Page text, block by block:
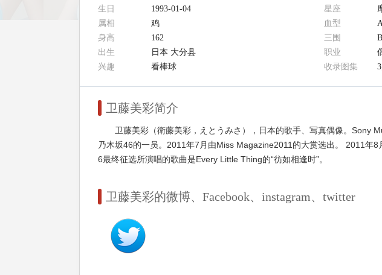
生日
1993-01-04 星座
属相
鸡 血型
身高
162 三围
出生
日本 大分县 职业
兴趣
看棒球 收录图集
卫藤美彩简介
卫藤美彩（衛藤美彩，えとうみさ），日本的歌手、写真偶像。Sony
乃木坂46的一员。2011年7月由Miss Magazine2011的大赏选出。 2011年
6最终征选所演唱的歌曲是Every Little Thing的“彷如相逢时”。
卫藤美彩的微博、Facebook、instagram、twitter